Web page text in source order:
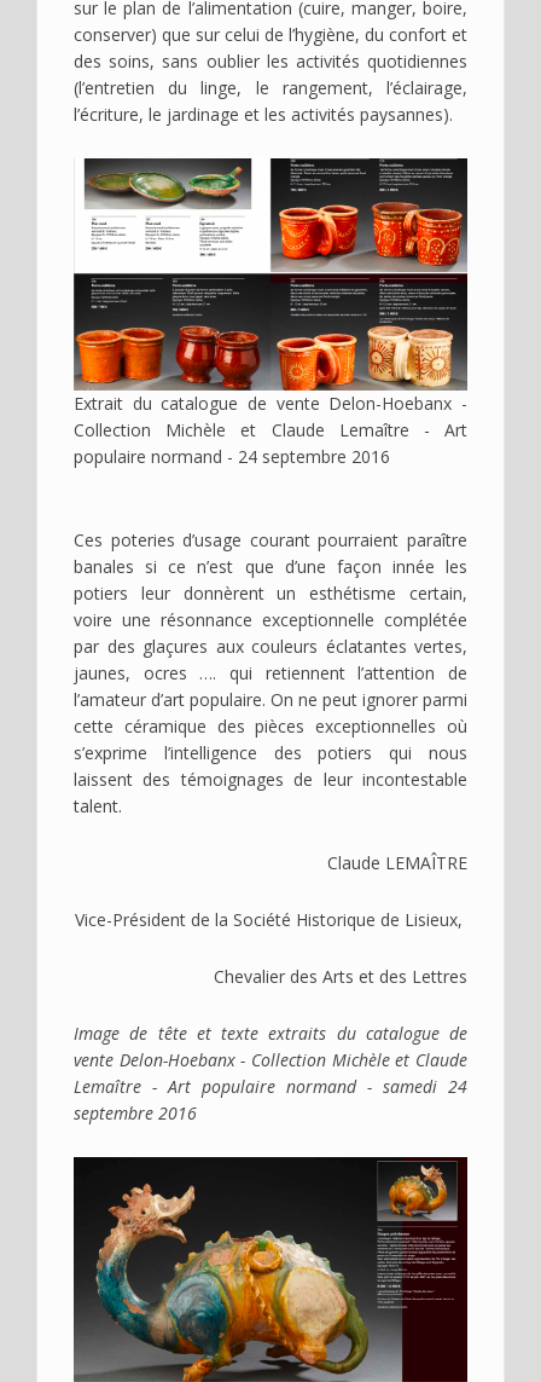
sur le plan de l’alimentation (cuire, manger, boire,
conserver) que sur celui de l’hygiène, du confort et
des soins, sans oublier les activités quotidiennes
(l’entretien du linge, le rangement, l’éclairage,
l’écriture, le jardinage et les activités paysannes).
Image
Extrait du catalogue de vente Delon-Hoebanx -
Collection Michèle et Claude Lemaître - Art
populaire normand - 24 septembre 2016
Ces poteries d’usage courant pourraient paraître
banales si ce n’est que d’une façon innée les
potiers leur donnèrent un esthétisme certain,
voire une résonnance exceptionnelle complétée
par des glaçures aux couleurs éclatantes vertes,
jaunes, ocres …. qui retiennent l’attention de
l’amateur d’art populaire. On ne peut ignorer parmi
cette céramique des pièces exceptionnelles où
s’exprime l’intelligence des potiers qui nous
laissent des témoignages de leur incontestable
talent.
Claude LEMAÎTRE
Vice-Président de la Société Historique de Lisieux,
Chevalier des Arts et des Lettres
Image de tête et texte extraits du catalogue de
vente Delon-Hoebanx - Collection Michèle et Claude
Lemaître - Art populaire normand - samedi 24
septembre 2016